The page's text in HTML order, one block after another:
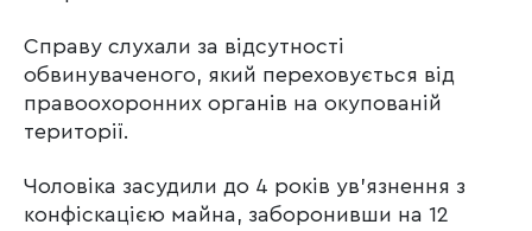
Справу слухали за відсутності
обвинуваченого, який переховується від
правоохоронних органів на окупованій
території.
Чоловіка засудили до 4 років ув’язнення з
конфіскацією майна, заборонивши на 12